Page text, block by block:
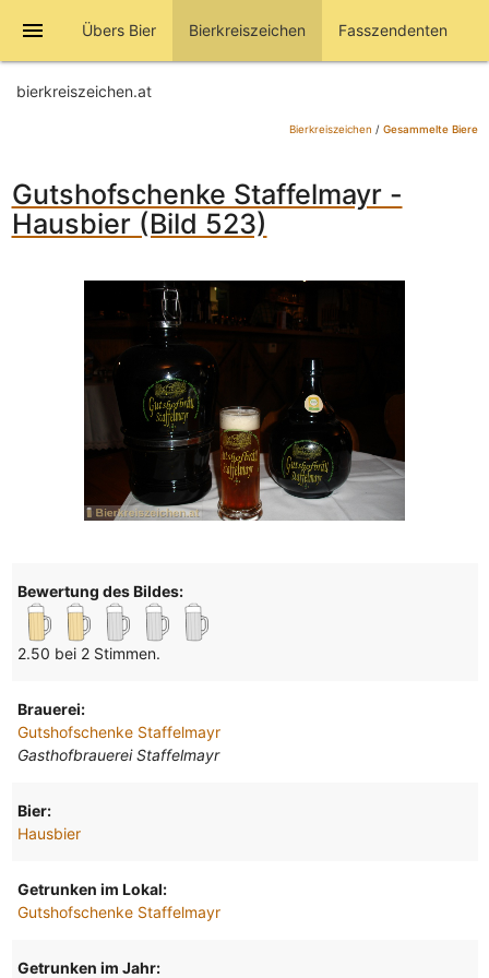
menu Übers Bier Bierkreiszeichen Fasszendenten
bierkreiszeichen.at
Bierkreiszeichen / Gesammelte Biere
Gutshofschenke Staffelmayr -
Hausbier (Bild 523)
Bewertung des Bildes:
2.50 bei 2 Stimmen.
Brauerei:
Gutshofschenke Staffelmayr
Gasthofbrauerei Staffelmayr
Bier:
Hausbier
Getrunken im Lokal:
Gutshofschenke Staffelmayr
Getrunken im Jahr: